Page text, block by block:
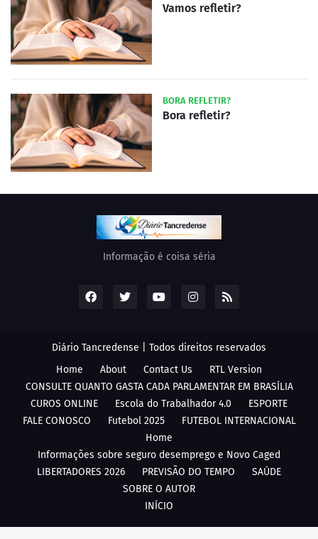
Vamos refletir?
BORA REFLETIR?
Bora refletir?
Informação é coisa séria
Diário Tancredense | Todos direitos reservados
Home
About Contact Us
RTL Version
CONSULTE QUANTO GASTA CADA PARLAMENTAR EM BRASÍLIA
CUROS ONLINE
Escola do Trabalhador 4.0
ESPORTE
FALE CONOSCO
Futebol 2025
FUTEBOL INTERNACIONAL
Home
Informações sobre seguro desemprego e Novo Caged
LIBERTADORES 2026
PREVISÃO DO TEMPO
SAÚDE
SOBRE O AUTOR
INÍCIO